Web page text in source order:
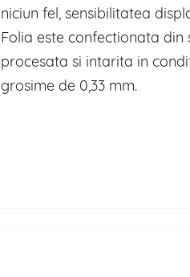
niciun fel, sensibilitatea
Folia este confectionata din
procesata si intarita in
grosime de 0,33 mm.